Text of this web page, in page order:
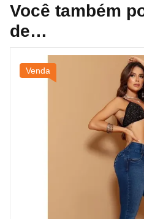
Você também
de…
Venda